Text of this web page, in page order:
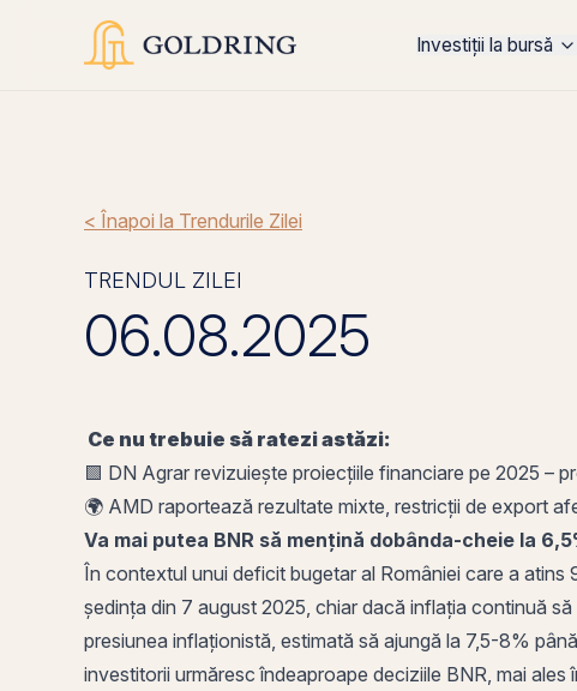
Investiții la bursă
< Înapoi la Trendurile Zilei
TRENDUL ZILEI
06.08.2025
Ce nu trebuie să ratezi astăzi:
🟩 DN Agrar revizuiește proiecțiile financiare pe 2025 –
🌍 AMD raportează rezultate mixte, restricții de export
Va mai putea BNR să mențină dobânda-cheie la
În contextul unui deficit bugetar al României care a
ședința din 7 august 2025, chiar dacă inflația continuă să
presiunea inflaționistă, estimată să ajungă la 7,5-8%
investitorii urmăresc îndeaproape deciziile BNR, mai